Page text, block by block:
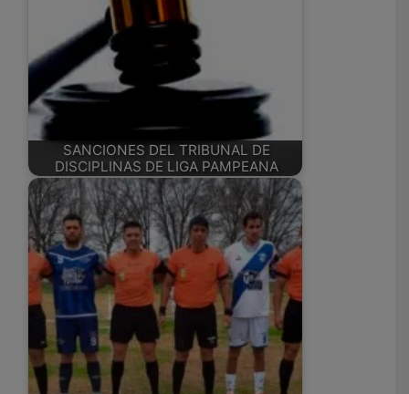
SANCIONES DEL TRIBUNAL DE
DISCIPLINAS DE LIGA PAMPEANA